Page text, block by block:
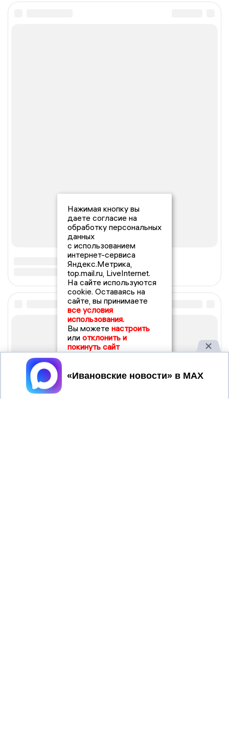
Нажимая кнопку вы
даете согласие на
обработку персональных
данных
с использованием
интернет-сервиса
Яндекс.Метрика,
top.mail.ru, LiveInternet.
На сайте используются
cookie. Оставаясь на
сайте, вы принимаете
все условия
использования.
Вы можете настроить
или отклонить и
покинуть сайт
Принять